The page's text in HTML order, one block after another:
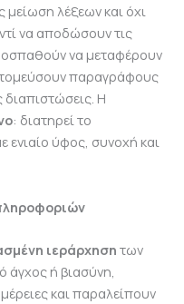
λέξεων και όχι
να αποδώσουν τις
να μεταφέρουν
παραγράφους
διαπιστώσεις. Η
: διατηρεί το
ενιαίο ύφος, συνοχή και
ιεράρχηση των
ή βιασύνη,
και παραλείπουν